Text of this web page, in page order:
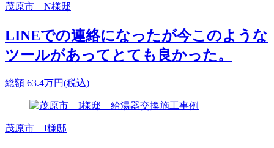
茂原市 N様邸
LINEでの連絡になったが今このような
ツールがあってとても良かった。
総額 63.4万円(税込)
茂原市 I様邸